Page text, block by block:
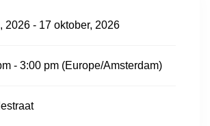
2026 - 17 oktober, 2026
- 3:00 pm (Europe/Amsterdam)